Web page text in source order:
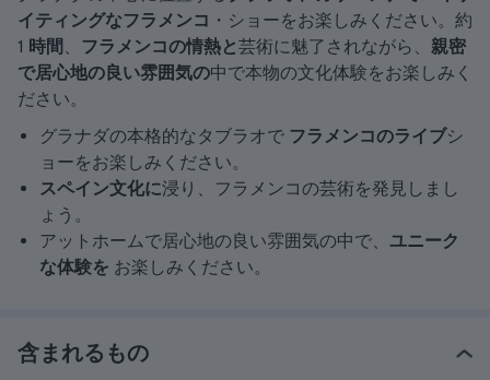
イティングなフラメンコ ・ショーをお楽しみください。約
1 時間 、 フラメンコの情熱と芸術に魅了されながら、 親密
で居心地の良い雰囲気の中で本物の文化体験をお楽しみく
ださい。
グラナダの本格的なタブラオで フラメンコのライブシ
ョーをお楽しみください。
スペイン文化に浸り、フラメンコの芸術を発見しまし
ょう。
アットホームで居心地の良い雰囲気の中で、 ユニーク
な体験を お楽しみください。
含まれるもの